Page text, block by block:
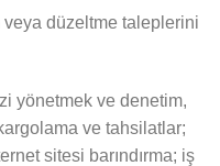
düzeltme taleplerini
yönetmek ve denetim,
ve tahsilatlar;
sitesi barındırma; iş